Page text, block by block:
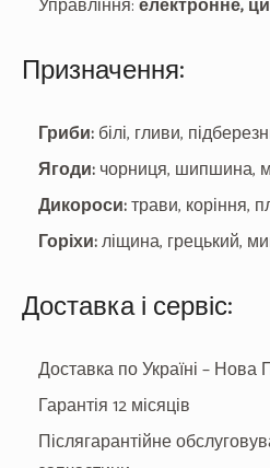
Призначення:
Гриби:білі, гливи,
Ягоди:чорниця, шипшина,
Дикороси:трави, коріння,
Горіхи:ліщина, грецький,
Доставка і сервіс:
Доставка по Україні – Нова
Гарантія 12 місяців
Післягарантійне